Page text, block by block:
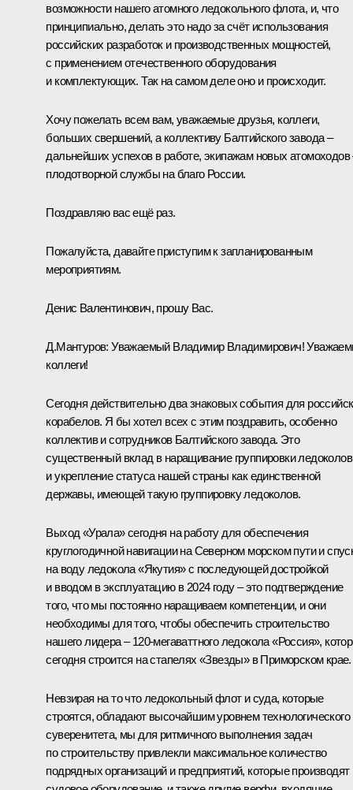
возможности нашего атомного ледокольного флота, и, что
принципиально, делать это надо за счёт использования
российских разработок и производственных мощностей,
с применением отечественного оборудования
и комплектующих. Так на самом деле оно и происходит.
Хочу пожелать всем вам, уважаемые друзья, коллеги,
больших свершений, а коллективу Балтийского завода –
дальнейших успехов в работе, экипажам новых атомоходов
плодотворной службы на благо России.
Поздравляю вас ещё раз.
Пожалуйста, давайте приступим к запланированным
мероприятиям.
Денис Валентинович, прошу Вас.
Д.Мантуров: Уважаемый Владимир Владимирович!
коллеги!
Сегодня действительно два знаковых события для
корабелов. Я бы хотел всех с этим поздравить, особенно
коллектив и сотрудников Балтийского завода. Это
существенный вклад в наращивание группировки ледоколов
и укрепление статуса нашей страны как единственной
державы, имеющей такую группировку ледоколов.
Выход «Урала» сегодня на работу для обеспечения
круглогодичной навигации на Северном морском пути и
на воду ледокола «Якутия» с последующей достройкой
и вводом в эксплуатацию в 2024 году ‒ это подтверждение
того, что мы постоянно наращиваем компетенции, и они
необходимы для того, чтобы обеспечить строительство
нашего лидера ‒ 120-мегаваттного ледокола «Россия»,
сегодня строится на стапелях «Звезды» в Приморском крае.
Невзирая на то что ледокольный флот и суда, которые
строятся, обладают высочайшим уровнем технологического
суверенитета, мы для ритмичного выполнения задач
по строительству привлекли максимальное количество
подрядных организаций и предприятий, которые производят